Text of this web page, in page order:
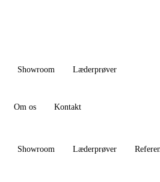
Showroom Læderprøver
Om os Kontakt
Showroom Læderprøver